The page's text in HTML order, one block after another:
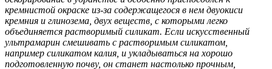
кремнистой окраске из-за содержащегося в нем двуокиси
кремния и глинозема, двух веществ, с которыми легко
объединяется растворимый силикат. Если искусственный
ультрамарин смешивать с растворимым силикатом,
например силикатом калия, и укладываться на хорошо
подготовленную почву, он станет настолько прочным,